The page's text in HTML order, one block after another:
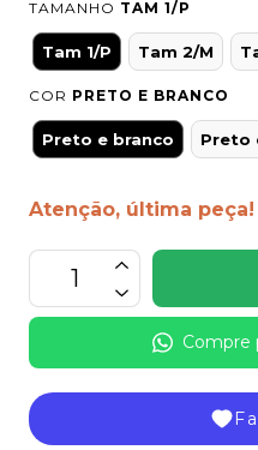
TAMANHO TAM 1/P
Tam 1/P Tam 2/M
COR PRETO E BRANCO
Preto e branco Preto
Atenção, última peça!
Compre